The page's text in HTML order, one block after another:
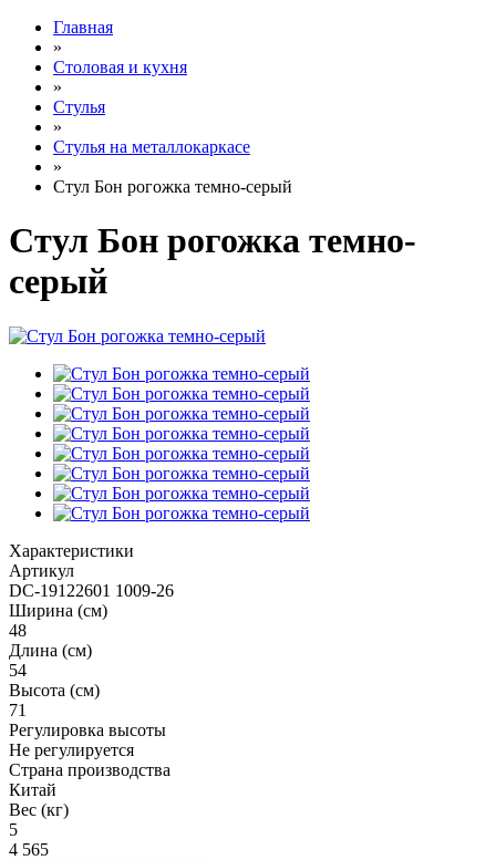
Главная
»
Столовая и кухня
»
Стулья
»
Стулья на металлокаркасе
»
Стул Бон рогожка темно-серый
Стул Бон рогожка темно-
серый
Характеристики
Артикул
DC-19122601 1009-26
Ширина (см)
48
Длина (см)
54
Высота (см)
71
Регулировка высоты
Не регулируется
Страна производства
Китай
Вес (кг)
5
4 565